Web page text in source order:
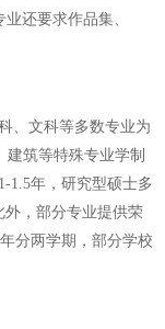
还要求作品集、
、文科等多数专业为
建筑等特殊专业学制
1.5年，研究型硕士多
外，部分专业提供荣
分两学期，部分学校